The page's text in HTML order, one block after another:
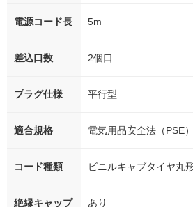
電源コード長 5m
差込口数 2個口
プラグ仕様 平行型
適合規格 電気用品安全法（PSE
コード種類 ビニルキャブタイヤ丸
絶縁キャップ あり